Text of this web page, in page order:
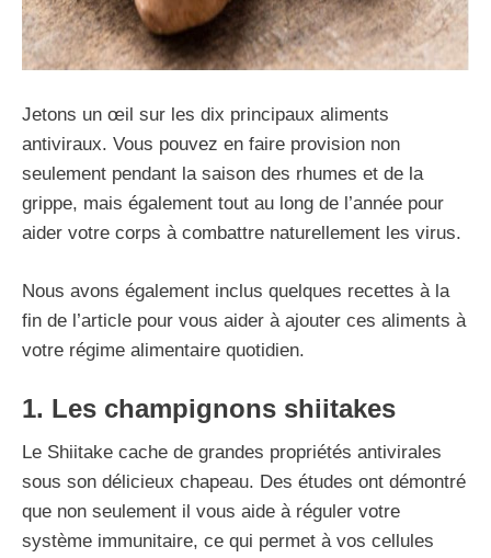
Jetons un œil sur les dix principaux aliments
antiviraux. Vous pouvez en faire provision non
seulement pendant la saison des rhumes et de la
grippe, mais également tout au long de l’année pour
aider votre corps à combattre naturellement les virus.
Nous avons également inclus quelques recettes à la
fin de l’article pour vous aider à ajouter ces aliments à
votre régime alimentaire quotidien.
1. Les champignons shiitakes
Le Shiitake cache de grandes propriétés antivirales
sous son délicieux chapeau. Des études ont démontré
que non seulement il vous aide à réguler votre
système immunitaire, ce qui permet à vos cellules